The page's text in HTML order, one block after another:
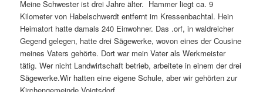
Meine Schwester ist drei Jahre älter. Hammer liegt ca. 9
Kilometer von Habelschwerdt entfernt im Kressenbachtal. Hein
Heimatort hatte damals 240 Einwohner. Das .orf, in waldreicher
Gegend gelegen, hatte drei Sägewerke, wovon eines der Cousine
meines Vaters gehörte. Dort war mein Vater als Werkmeister
tätig. Wer nicht Landwirtschaft betrieb, arbeitete in einem der drei
Sägewerke.Wir hatten eine eigene Schule, aber wir gehörten zur